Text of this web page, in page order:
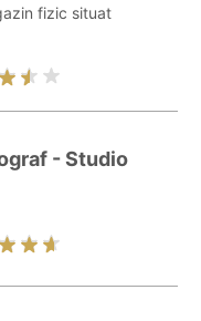
fizic situat
- Studio